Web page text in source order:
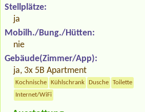
Stellplätze:
ja
Mobilh./Bung./Hütten:
nie
Gebäude(Zimmer/App):
ja, 3x 5B Apartment
Kochnische Kühlschrank Dusche
Toilette
Internet/WiFi